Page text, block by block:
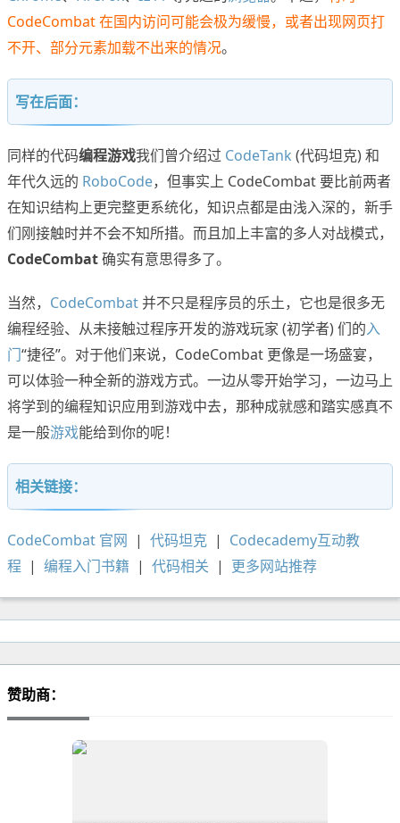
CodeCombat 在国内访问可能会极为缓慢，或者出现网页打
不开、部分元素加载不出来的情况。
写在后面：
同样的代码编程游戏我们曾介绍过 CodeTank (代码坦克) 和
年代久远的 RoboCode，但事实上 CodeCombat 要比前两者
在知识结构上更完整更系统化，知识点都是由浅入深的，新手
们刚接触时并不会不知所措。而且加上丰富的多人对战模式，
CodeCombat确实有意思得多了。
当然， CodeCombat并不只是程序员的乐土，它也是很多无
编程经验、从未接触过程序开发的游戏玩家 (初学者) 们的入
门“捷径”。对于他们来说，CodeCombat 更像是一场盛宴，
可以体验一种全新的游戏方式。一边从零开始学习，一边马上
将学到的编程知识应用到游戏中去，那种成就感和踏实感真不
是一般游戏能给到你的呢！
相关链接：
CodeCombat 官网 | 代码坦克 | Codecademy互动教
程 | 编程入门书籍 | 代码相关 | 更多网站推荐
赞助商：